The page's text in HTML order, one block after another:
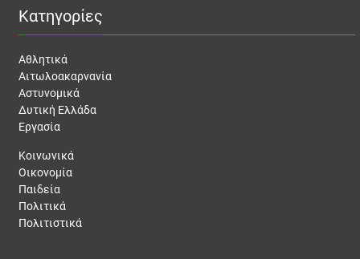
Κατηγορίες
Αθλητικά
Αιτωλοακαρνανία
Αστυνομικά
Δυτική Ελλάδα
Εργασία
Κοινωνικά
Οικονομία
Παιδεία
Πολιτικά
Πολιτιστικά